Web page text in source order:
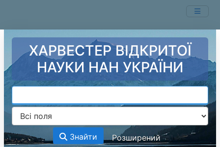
ХАРВЕСТЕР ВІДКРИТОЇ
НАУКИ НАН УКРАЇНИ
Знайти Розширений